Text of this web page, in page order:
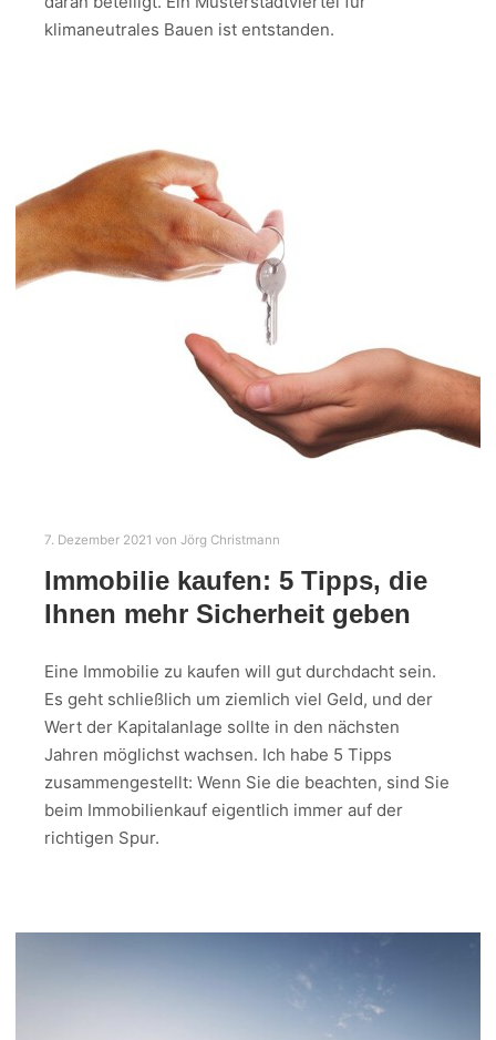
klimaneutrales Bauen ist entstanden.
7. Dezember 2021 von Jörg Christmann
Immobilie kaufen: 5 Tipps, die
Ihnen mehr Sicherheit geben
Eine Immobilie zu kaufen will gut durchdacht sein.
Es geht schließlich um ziemlich viel Geld, und der
Wert der Kapitalanlage sollte in den nächsten
Jahren möglichst wachsen. Ich habe 5 Tipps
zusammengestellt: Wenn Sie die beachten, sind Sie
beim Immobilienkauf eigentlich immer auf der
richtigen Spur.